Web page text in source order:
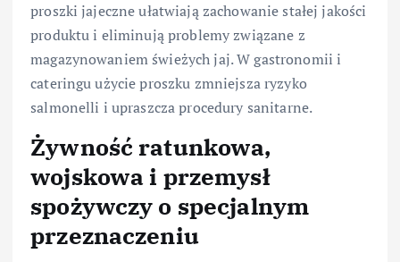
proszki jajeczne ułatwiają zachowanie stałej jakości
produktu i eliminują problemy związane z
magazynowaniem świeżych jaj. W gastronomii i
cateringu użycie proszku zmniejsza ryzyko
salmonelli i upraszcza procedury sanitarne.
Żywność ratunkowa,
wojskowa i przemysł
spożywczy o specjalnym
przeznaczeniu